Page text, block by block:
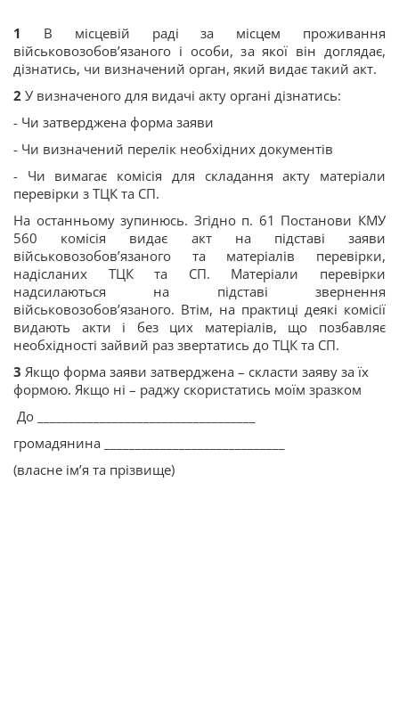
1 В місцевій раді за місцем проживання
військовозобов’язаного і особи, за якої він доглядає,
дізнатись, чи визначений орган, який видає такий акт.
2 У визначеного для видачі акту органі дізнатись:
- Чи затверджена форма заяви
- Чи визначений перелік необхідних документів
- Чи вимагає комісія для складання акту матеріали
перевірки з ТЦК та СП.
На останньому зупинюсь. Згідно п. 61 Постанови КМУ
560 комісія видає акт на підставі заяви
військовозобов’язаного та матеріалів перевірки,
надісланих ТЦК та СП. Матеріали перевірки
надсилаються на підставі звернення
військовозобов’язаного. Втім, на практиці деякі комісії
видають акти і без цих матеріалів, що позбавляє
необхідності зайвий раз звертатись до ТЦК та СП.
3 Якщо форма заяви затверджена – скласти заяву за їх
формою. Якщо ні – раджу скористатись моїм зразком
До ___________________________________
громадянина _____________________________
(власне ім’я та прізвище)